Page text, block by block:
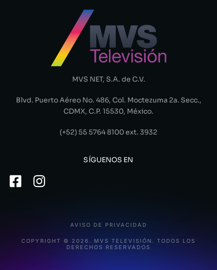
MVS NET, S.A. de C.V.
Blvd. Puerto Aéreo No. 486, Col. Moctezuma 2a. Secc.,
CDMX, C.P. 15530, México.
(+52) 55 5764 8100 ext. 3932
SÍGUENOS EN
COPYRIGHT © 2026. MVS TELEVISIÓN. TODOS LOS
DERECHOS RESERVADOS
AVISO DE PRIVACIDAD